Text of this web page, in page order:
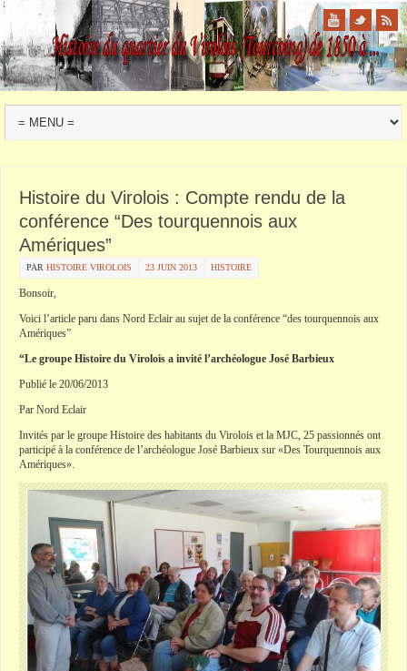
Histoire du Virolois : Compte rendu de la
conférence “Des tourquennois aux
Amériques”
PAR HISTOIRE VIROLOIS 23 JUIN 2013 HISTOIRE
Bonsoir,
Voici l’article paru dans Nord Eclair au sujet de la conférence “des tourquennois aux
Amériques”
“Le groupe Histoire du Virolois a invité l’archéologue José Barbieux
Publié le 20/06/2013
Par Nord Eclair
Invités par le groupe Histoire des habitants du Virolois et la MJC, 25 passionnés ont
participé à la conférence de l’archéologue José Barbieux sur «Des Tourquennois aux
Amériques».